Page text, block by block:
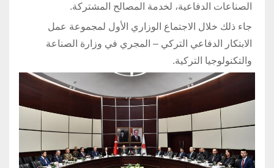
الصناعات الدفاعية، لخدمة المصالح المشتركة.
جاء ذلك خلال الاجتماع الوزاري الأول لمجموعة عمل
الابتكار الدفاعي التركي – المجري في وزارة الصناعة
والتكنولوجيا التركية.